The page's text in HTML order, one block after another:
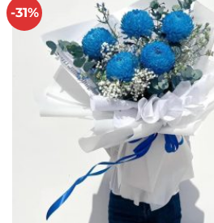
-31%